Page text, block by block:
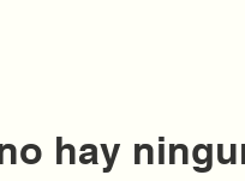
hay